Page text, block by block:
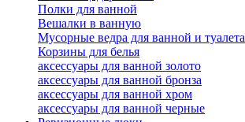
Полки для ванной
Вешалки в ванную
Мусорные ведра для ванной и туалета
Корзины для белья
аксессуары для ванной золото
аксессуары для ванной бронза
аксессуары для ванной хром
аксессуары для ванной черные